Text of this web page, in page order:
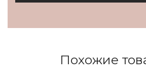
Похожие